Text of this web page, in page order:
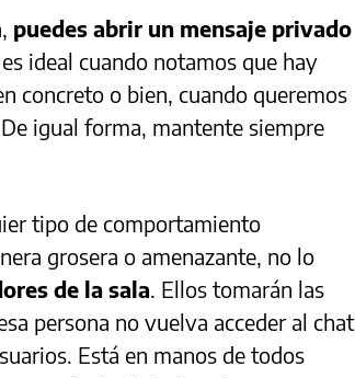
puedes abrir un mensaje privado
ideal cuando notamos que hay
concreto o bien, cuando queremos
igual forma, mantente siempre
tipo de comportamiento
grosera o amenazante, no lo
de la sala. Ellos tomarán las
persona no vuelva acceder al chat
Está en manos de todos